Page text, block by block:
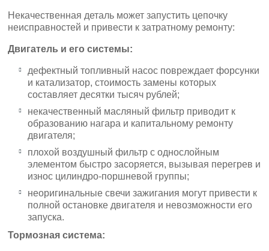
Некачественная деталь может запустить цепочку
неисправностей и привести к затратному ремонту:
Двигатель и его системы:
дефектный топливный насос повреждает форсунки
и катализатор, стоимость замены которых
составляет десятки тысяч рублей;
некачественный масляный фильтр приводит к
образованию нагара и капитальному ремонту
двигателя;
плохой воздушный фильтр с однослойным
элементом быстро засоряется, вызывая перегрев и
износ цилиндро-поршневой группы;
неоригинальные свечи зажигания могут привести к
полной остановке двигателя и невозможности его
запуска.
Тормозная система: